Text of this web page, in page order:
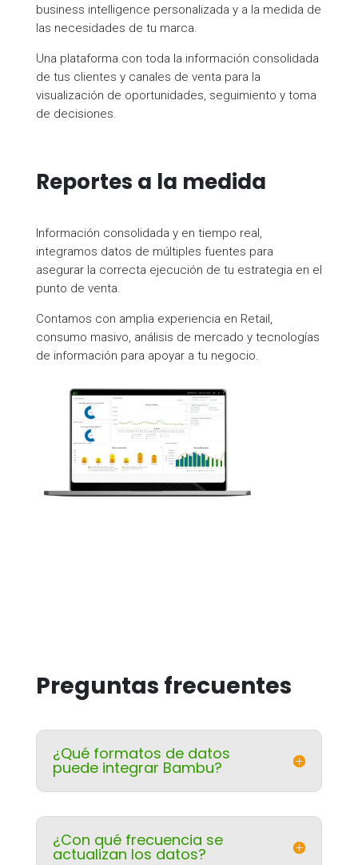
business intelligence personalizada y a la medida de
las necesidades de tu marca.
Una plataforma con toda la información consolidada
de tus clientes y canales de venta para la
visualización de oportunidades, seguimiento y toma
de decisiones.
Reportes a la medida
Información consolidada y en tiempo real,
integramos datos de múltiples fuentes para
asegurar la correcta ejecución de tu estrategia en el
punto de venta.
Contamos con amplia experiencia en Retail,
consumo masivo, análisis de mercado y tecnologías
de información para apoyar a tu negocio.
Preguntas frecuentes
¿Qué formatos de datos
puede integrar Bambu?
¿Con qué frecuencia se
actualizan los datos?